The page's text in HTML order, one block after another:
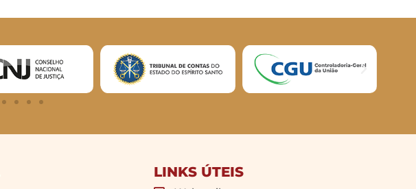
LINKS ÚTEIS